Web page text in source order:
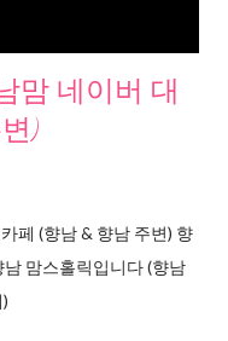
네이버 대
)
페 (향남 & 향남 주변) 향
맘스홀릭입니다 (향남